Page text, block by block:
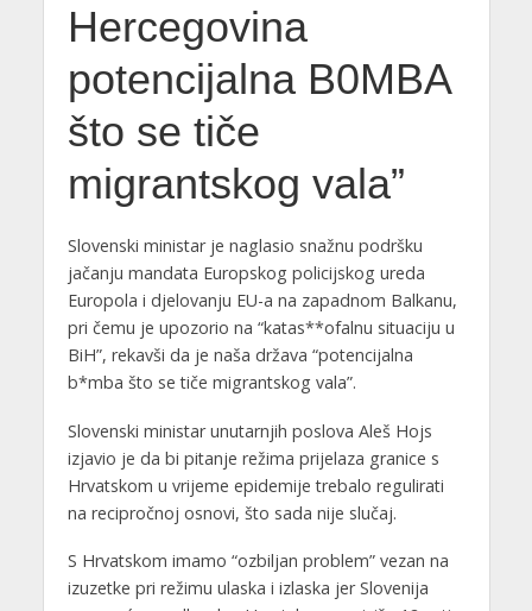
Hercegovina
potencijalna B0MBA
što se tiče
migrantskog vala”
Slovenski ministar je naglasio snažnu podršku
jačanju mandata Europskog policijskog ureda
Europola i djelovanju EU-a na zapadnom Balkanu,
pri čemu je upozorio na “katas**ofalnu situaciju u
BiH”, rekavši da je naša država “potencijalna
b*mba što se tiče migrantskog vala”.
Slovenski ministar unutarnjih poslova Aleš Hojs
izjavio je da bi pitanje režima prijelaza granice s
Hrvatskom u vrijeme epidemije trebalo regulirati
na recipročnoj osnovi, što sada nije slučaj.
S Hrvatskom imamo “ozbiljan problem” vezan na
izuzetke pri režimu ulaska i izlaska jer Slovenija